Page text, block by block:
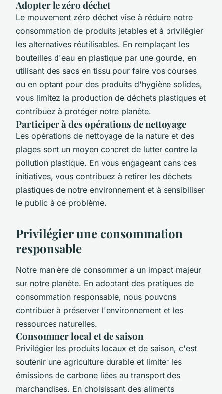
Adopter le zéro déchet
Le mouvement zéro déchet vise à réduire notre
consommation de produits jetables et à privilégier
les alternatives réutilisables. En remplaçant les
bouteilles d'eau en plastique par une gourde, en
utilisant des sacs en tissu pour faire vos courses
ou en optant pour des produits d'hygiène solides,
vous limitez la production de déchets plastiques et
contribuez à protéger notre planète.
Participer à des opérations de nettoyage
Les opérations de nettoyage de la nature et des
plages sont un moyen concret de lutter contre la
pollution plastique. En vous engageant dans ces
initiatives, vous contribuez à retirer les déchets
plastiques de notre environnement et à sensibiliser
le public à ce problème.
Privilégier une consommation
responsable
Notre manière de consommer a un impact majeur
sur notre planète. En adoptant des pratiques de
consommation responsable, nous pouvons
contribuer à préserver l'environnement et les
ressources naturelles.
Consommer local et de saison
Privilégier les produits locaux et de saison, c'est
soutenir une agriculture durable et limiter les
émissions de carbone liées au transport des
marchandises. En choisissant des aliments